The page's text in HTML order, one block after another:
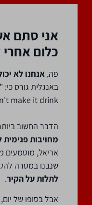
אני סתם
כלום אחרי
פה, אנחנו לא
make it drink."
הדבר החשוב
מחויבות
אריאל, מוטמעים
שנבנו במטרה
לתלות על הקיר.
אבל בסופו של